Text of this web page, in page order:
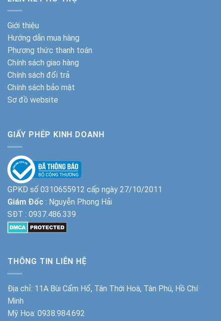
Giới thiệu
Hướng dẫn mua hàng
Phương thức thanh toán
Chính sách giao hàng
Chính sách đổi trả
Chính sách bảo mật
Sơ đồ website
GIẤY PHÉP KINH DOANH
GPKD số 0310655912 cấp ngày 27/10/2011
Giám Đốc : Nguyễn Phong Hải
SĐT : 0937.486.339
THÔNG TIN LIÊN HỆ
Địa chỉ: 11A Bùi Cẩm Hổ, Tân Thới Hoà, Tân Phú, Hồ Chí
Minh
Mỹ Hoa: 0938.984.692